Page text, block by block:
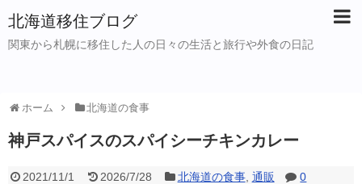
北海道移住ブログ
関東から札幌に移住した人の日々の生活と旅行や外食の日記
ホーム 北海道の食事
神戸スパイスのスパイシーチキンカレー
2021/11/1 2026/7/28 北海道の食事, 通販 0